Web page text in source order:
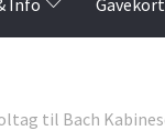
til Bach